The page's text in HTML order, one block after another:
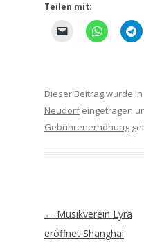
Teilen mit:
Dieser Beitrag wurde
Neudorfeingetragen
Gebührenerhöhung
Artikel-
Navigation
← Musikverein Lyra
eröffnet Shanghai